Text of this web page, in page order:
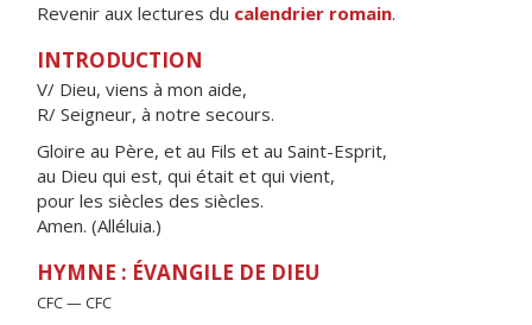
Revenir aux lectures du calendrier romain.
INTRODUCTION
V/ Dieu, viens à mon aide,
R/ Seigneur, à notre secours.
Gloire au Père, et au Fils et au Saint-Esprit,
au Dieu qui est, qui était et qui vient,
pour les siècles des siècles.
Amen. (Alléluia.)
HYMNE : ÉVANGILE DE DIEU
CFC — CFC